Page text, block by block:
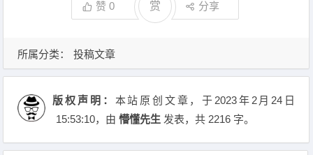
赞0 赏 分享
所属分类： 投稿文章
版权声明： 本站原创文章，于2023年2月24日
15:53:10，由懵懂先生 发表，共 2216 字。